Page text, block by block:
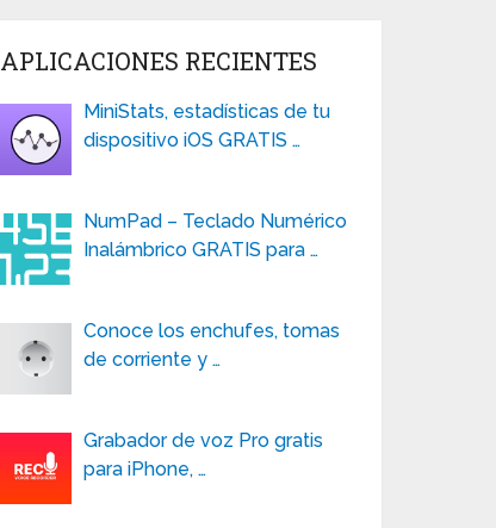
APLICACIONES RECIENTES
MiniStats, estadísticas de tu
dispositivo iOS GRATIS …
NumPad – Teclado Numérico
Inalámbrico GRATIS para …
Conoce los enchufes, tomas
de corriente y …
Grabador de voz Pro gratis
para iPhone, …